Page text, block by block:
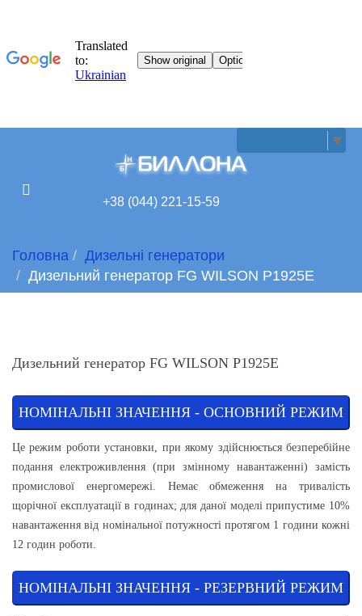
▼
+38 (044) 221-15-59
Головна
Дизельні генератори
Дизельний генератор FG WILSON P1925Е
Дизельний генератор FG WILSON P1925Е
НОМІНАЛЬНІ ЗНАЧЕННЯ - ОСНОВНИЙ РЕЖИМ
Це режим роботи установки, при якому здійснюється безперебійне
подання електроживлення (при змінному навантаженні) замість
промислової енергомережі. Немає обмеження на тривалість
щорічної експлуатації в годинах; для даної моделі припустиме 10%
навантаження від номінальної потужності протягом 1 години кожні
12 годин роботи.
НОМІНАЛЬНІ ЗНАЧЕННЯ - РЕЗЕРВНИЙ РЕЖИМ